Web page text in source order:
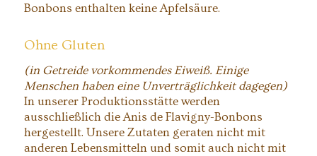
Bonbons enthalten keine Apfelsäure.
Ohne Gluten
(in Getreide vorkommendes Eiweiß. Einige
Menschen haben eine Unverträglichkeit dagegen)
In unserer Produktionsstätte werden
ausschließlich die Anis de Flavigny-Bonbons
hergestellt. Unsere Zutaten geraten nicht mit
anderen Lebensmitteln und somit auch nicht mit